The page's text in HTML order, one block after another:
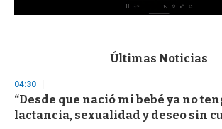
s
d
s
o
f
Últimas Noticias
04:30
“Desde que nació mi bebé ya no
lactancia, sexualidad y deseo sin